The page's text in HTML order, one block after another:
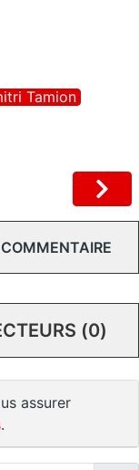
Tamion
(0)
assurer
.